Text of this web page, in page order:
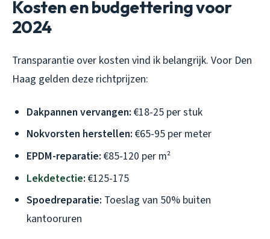
Kosten en budgettering voor
2024
Transparantie over kosten vind ik belangrijk. Voor Den
Haag gelden deze richtprijzen:
Dakpannen vervangen: €18-25 per stuk
Nokvorsten herstellen: €65-95 per meter
EPDM-reparatie: €85-120 per m²
Lekdetectie: €125-175
Spoedreparatie: Toeslag van 50% buiten
kantooruren